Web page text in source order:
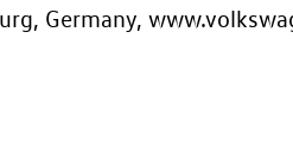
Germany,